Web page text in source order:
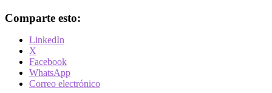
Comparte esto:
LinkedIn
X
Facebook
WhatsApp
Correo electrónico